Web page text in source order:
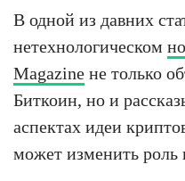
В одной из давних
нетехнологическом
Magazine не только
Биткоин, но и
аспектах идеи
может изменить роль